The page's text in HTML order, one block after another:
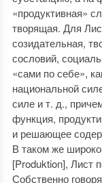
«продуктивная»
творящая. Для
созидательная,
сословий,
«сами по себе»,
национальной
силе и т. д.,
функция,
и решающее
В таком же
[Produktion], Лист
Собственно